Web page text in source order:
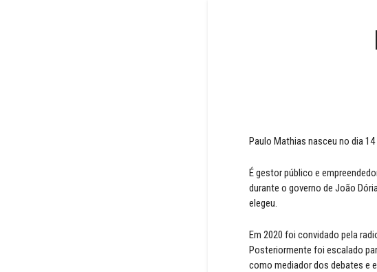
Paulo Mathias nasceu no dia
É gestor público e
durante o governo de João
elegeu.
Em 2020 foi convidado pela
Posteriormente foi escalado
como mediador dos debates e